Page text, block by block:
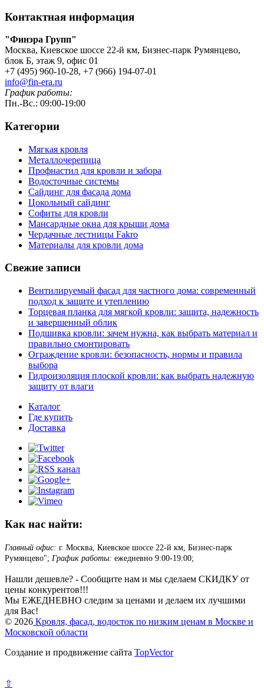
Контактная информация
"Финэра Групп"
Москва, Киевское шоссе 22-й км, Бизнес-парк Румянцево,
блок Б, этаж 9, офис 01
+7 (495) 960-10-28, +7 (966) 194-07-01
info@fin-era.ru
График работы:
Пн.-Вс.: 09:00-19:00
Категории
Мягкая кровля
Металлочерепица
Профнастил для кровли и забора
Водосточные системы
Сайдинг для фасада дома
Цокольный сайдинг
Софиты для кровли
Мансардные окна для крыши дома
Чердачные лестницы Fakro
Материалы для кровли дома
Свежие записи
Вентилируемый фасад для частного дома: современный
подход к защите и утеплению
Торцевая планка для мягкой кровли: защита, надежность
и завершенный облик
Подшивка кровли: зачем нужна, как выбрать материал и
правильно смонтировать
Ограждение кровли: безопасность, нормы и правила
выбора
Гидроизоляция плоской кровли: как выбрать надежную
защиту от влаги
Каталог
Где купить
Доставка
Как нас найти:
Главный офис: г. Москва, Киевское шоссе 22-й км, Бизнес-парк
Румянцево"; График работы: ежедневно 9:00-19:00;
Нашли дешевле? - Сообщите нам и мы сделаем СКИДКУ от
цены конкурентов!!!
Мы ЕЖЕДНЕВНО следим за ценами и делаем их лучшими
для Вас!
© 2026 Кровля, фасад, водосток по низким ценам в Москве и
Московской области
Создание и продвижение сайта TopVector
⇧